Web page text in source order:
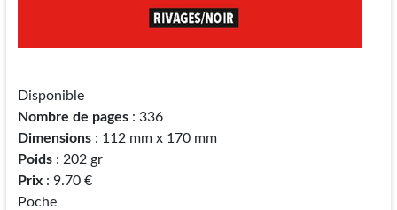
Disponible
Nombre de pages: 336
Dimensions: 112 mm x 170 mm
Poids: 202 gr
Prix: 9.70 €
Poche